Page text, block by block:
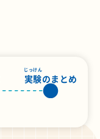
実験
じっけん
のまとめ